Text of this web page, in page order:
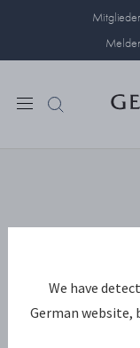
We have
German website,